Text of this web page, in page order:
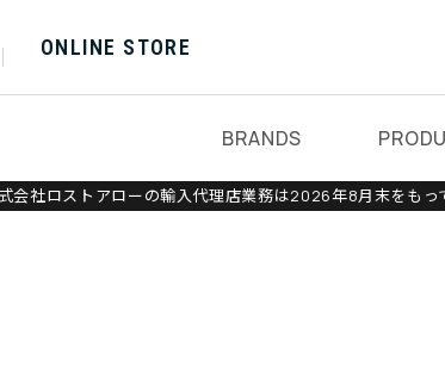
ONLINE STORE
BRANDS
会社ロストアローの輸入代理店業務は2026年8月末をもっ